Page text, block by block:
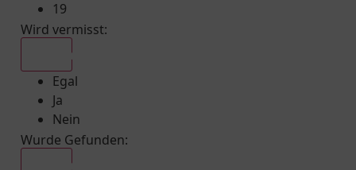
19
Wird vermisst:
Egal
Ja
Nein
Wurde Gefunden: